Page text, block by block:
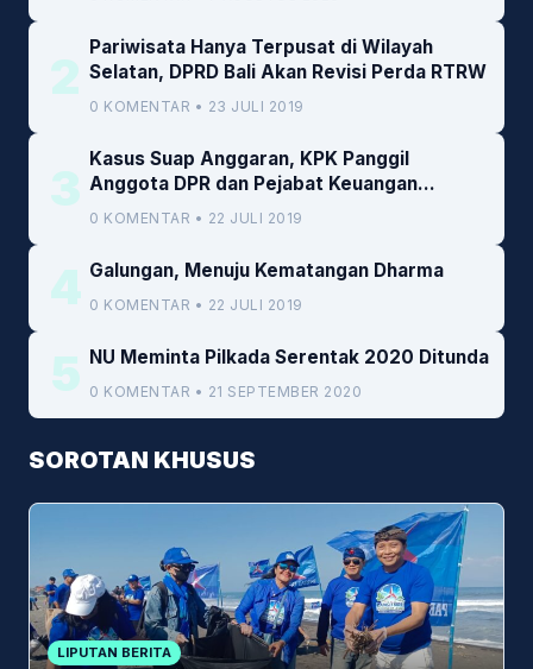
2
Pariwisata Hanya Terpusat di Wilayah
Selatan, DPRD Bali Akan Revisi Perda RTRW
0 KOMENTAR • 23 JULI 2019
3
Kasus Suap Anggaran, KPK Panggil
Anggota DPR dan Pejabat Keuangan
Kemenkeu
0 KOMENTAR • 22 JULI 2019
4 Galungan, Menuju Kematangan Dharma
0 KOMENTAR • 22 JULI 2019
5 NU Meminta Pilkada Serentak 2020 Ditunda
0 KOMENTAR • 21 SEPTEMBER 2020
SOROTAN KHUSUS
LIPUTAN BERITA